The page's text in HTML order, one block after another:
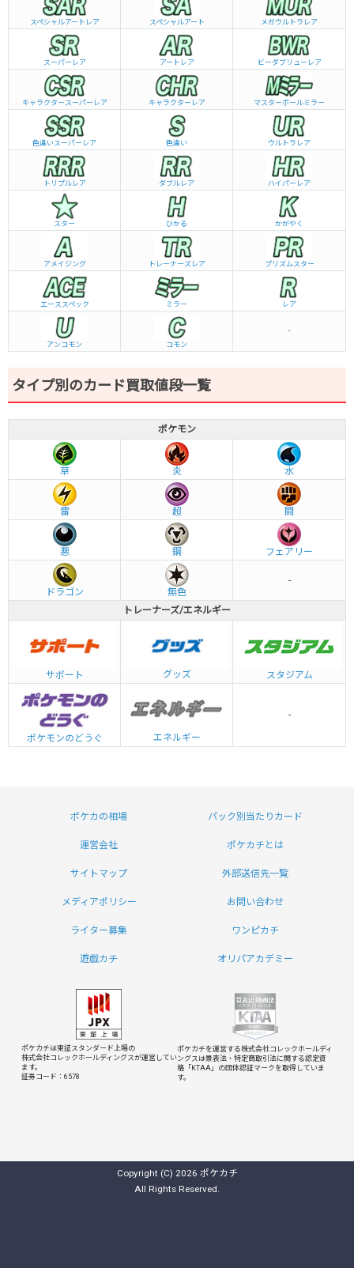
スペシャルアートレア スペシャルアート メガウルトラレア
スーパーレア アートレア ビーダブリュー レア
キャラクタースーパーレア キャラクターレア マスターボールミラー
色違いスーパーレア 色違い ウルトラレア
トリプルレア ダブルレア ハイパーレア
スター ひかる かがやく
アメイジング トレーナーズレア プリズムスター
エーススペック ミラー レア
アンコモン コモン
-
タイプ別のカード買取値段一覧
ポケモン
草 炎 水
雷 超 闘
悪 鋼 フェアリー
ドラゴン 無色
-
トレーナーズ/エネルギー
サポート グッズ スタジアム
ポケモンのどうぐ エネルギー
-
ポケカの相場 パック別当たりカード
運営会社 ポケカチとは
サイトマップ 外部送信先一覧
メディアポリシー お問い合わせ
ライター募集 ワンピカチ
遊戯カチ オリパアカデミー
ポケカチは東証スタンダード上場の
株式会社コレックホールディングスが運営してい
ます。
証券コード：6578
ポケカチを運営する株式会社コレックホールディ
ングスは景表法・特定商取引法に関する認定資
格「KTAA」の団体認証マークを取得していま
す。
Copyright (C) 2026 ポケカチ
All Rights Reserved.